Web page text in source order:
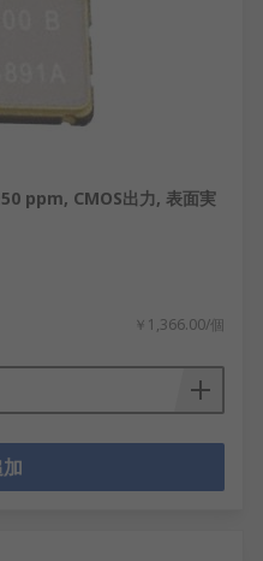
ppm, CMOS出力, 表面実
￥1,366.00/個